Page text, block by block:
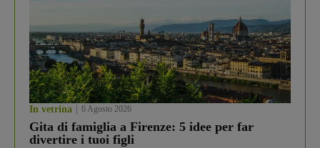
In vetrina 6 Agosto 2026
Gita di famiglia a Firenze: 5 idee per far
divertire i tuoi figli